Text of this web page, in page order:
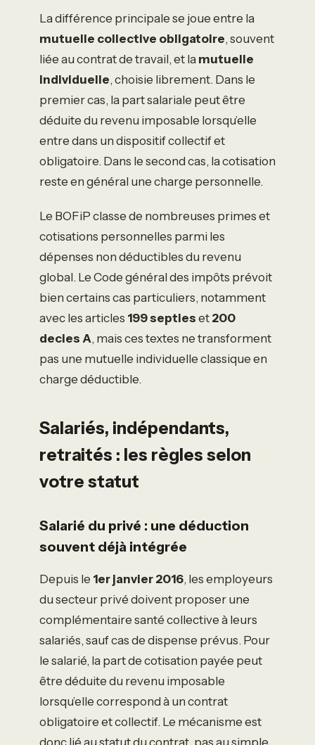
La différence principale se joue entre la
mutuelle collective obligatoire, souvent
liée au contrat de travail, et la mutuelle
individuelle, choisie librement. Dans le
premier cas, la part salariale peut être
déduite du revenu imposable lorsqu’elle
entre dans un dispositif collectif et
obligatoire. Dans le second cas, la cotisation
reste en général une charge personnelle.
Le BOFiP classe de nombreuses primes et
cotisations personnelles parmi les
dépenses non déductibles du revenu
global. Le Code général des impôts prévoit
bien certains cas particuliers, notamment
avec les articles 199 septies et 200
decies A, mais ces textes ne transforment
pas une mutuelle individuelle classique en
charge déductible.
Salariés, indépendants,
retraités : les règles selon
votre statut
Salarié du privé : une déduction
souvent déjà intégrée
Depuis le 1er janvier 2016, les employeurs
du secteur privé doivent proposer une
complémentaire santé collective à leurs
salariés, sauf cas de dispense prévus. Pour
le salarié, la part de cotisation payée peut
être déduite du revenu imposable
lorsqu’elle correspond à un contrat
obligatoire et collectif. Le mécanisme est
donc lié au statut du contrat, pas au simple